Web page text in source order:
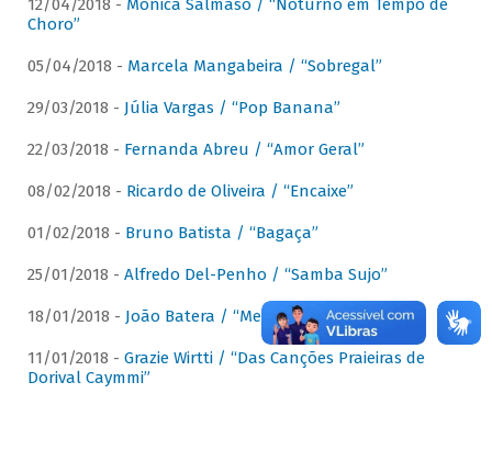
12/04/2018 - Mônica Salmaso / “Noturno em Tempo de
Choro”
05/04/2018 - Marcela Mangabeira / “Sobregal”
29/03/2018 - Júlia Vargas / “Pop Banana”
22/03/2018 - Fernanda Abreu / “Amor Geral”
08/02/2018 - Ricardo de Oliveira / “Encaixe”
01/02/2018 - Bruno Batista / “Bagaça”
25/01/2018 - Alfredo Del-Penho / “Samba Sujo”
18/01/2018 - João Batera / “Meu Pandeiro”
11/01/2018 - Grazie Wirtti / “Das Canções Praieiras de
Dorival Caymmi”